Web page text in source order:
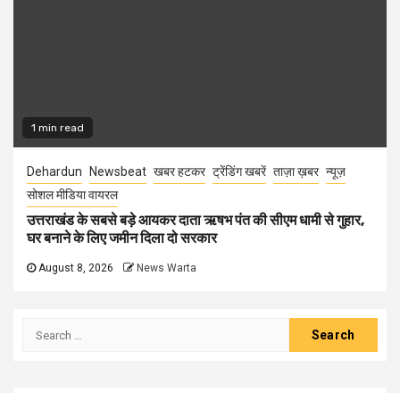
1 min read
Dehardun Newsbeat खबर हटकर ट्रेंडिंग खबरें ताज़ा ख़बर न्यूज़
सोशल मीडिया वायरल
उत्तराखंड के सबसे बड़े आयकर दाता ऋषभ पंत की सीएम धामी से गुहार,
घर बनाने के लिए जमीन दिला दो सरकार
August 8, 2026 News Warta
Search